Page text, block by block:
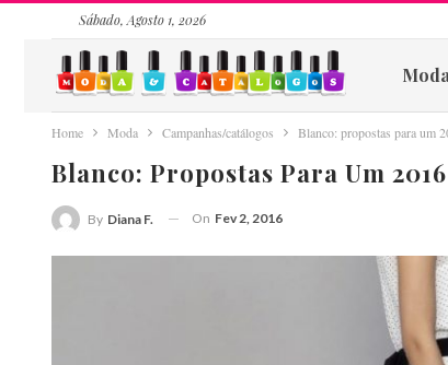
Sábado, Agosto 1, 2026
Home Moda Campanhas/catálogos Blanco: propostas para um
Blanco: Propostas Para Um
By Diana F. On Fev 2, 2016